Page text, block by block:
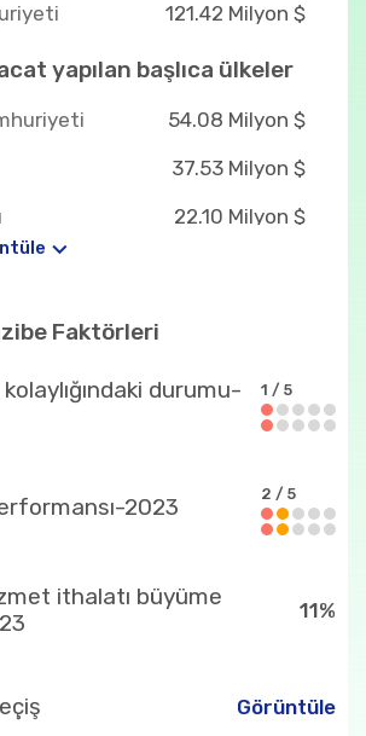
121.42 Milyon $
yapılan başlıca ülkeler
54.08 Milyon $
37.53 Milyon $
22.10 Milyon $
316.54 Milyon $
179.40 Milyon $
105.97 Milyon $
17.01 Milyon $
Faktörleri
durumu-
1 / 5
2023 2 / 5
ithalatı büyüme
11%
Görüntüle